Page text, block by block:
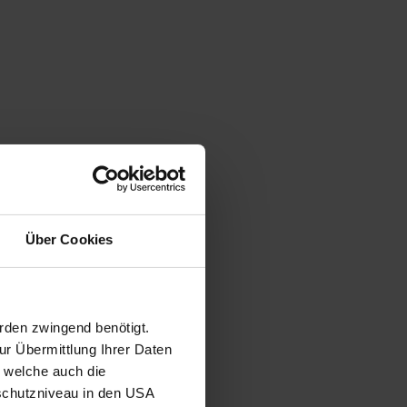
Über Cookies
zwingend benötigt.
Übermittlung Ihrer Daten
auch die
in den USA